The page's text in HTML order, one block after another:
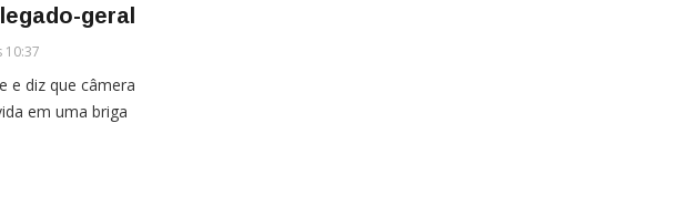
geral
10:37
e diz que câmera
em uma briga